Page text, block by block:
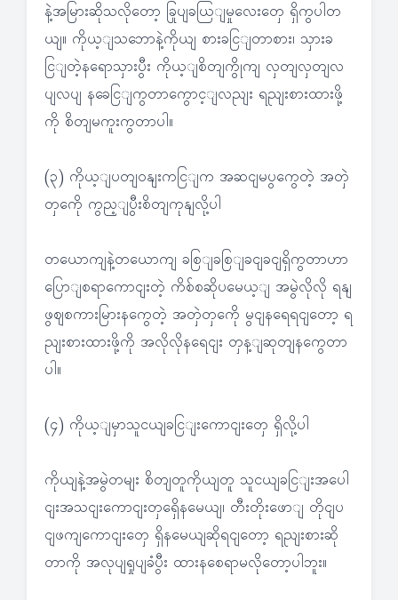
နဲ့အမြားဆိုသလိုတော့ ခြုပျခယြျမှုလေးတှေ ရှိကွပါတ
ယျ။ ကိုယ့ျသဘောနဲ့ကိုယျ စားခငြျတာစား၊ သှားခ
ငြျတဲ့နရောသှားပွီး ကိုယ့ျစိတျကွိုကျ လှတျလှတျလ
ပျလပျ နခေငြျကွတာကွောင့ျလညျး ရညျးစားထားဖို့
ကို စိတျမကူးကွတာပါ။
(၃) ကိုယ့ျပတျဝနျးကငြျက အဆငျမပွကွေတဲ့ အတှဲ
တှကေို ကွည့ျပွီးစိတျကုနျလို့ပါ
တယောကျနဲ့တယောကျ ခစြျခစြျခငျခငျရှိကွတာဟာ
ပြောျစရာကောငျးတဲ့ ကိစ်စဆိုပမေယ့ျ အမွဲလိုလို ရနျ
ဖွဈစကားမြားနကွေတဲ့ အတှဲတှကေို မွငျနရေရငျတော့ ရ
ညျးစားထားဖို့ကို အလိုလိုနရေငျး တှန့ျဆုတျနကွေတာ
ပါ။
(၄) ကိုယ့ျမှာသူငယျခငြျးကောငျးတှေ ရှိလို့ပါ
ကိုယျနဲ့အမွဲတမျး စိတျတူကိုယျတူ သူငယျခငြျးအပေါ
ငျးအသငျးကောငျးတှရှေိနမေယျ၊ တီးတိုးဖောျ တိုငျပ
ငျဖကျကောငျးတှေ ရှိနမေယျဆိုရငျတော့ ရညျးစားဆို
တာကို အလုပျရှုပျခံပွီး ထားနစေရာမလိုတော့ပါဘူး။